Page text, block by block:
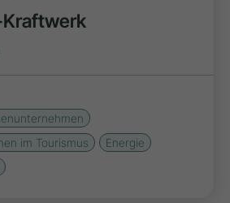
im Tourismus
Energie